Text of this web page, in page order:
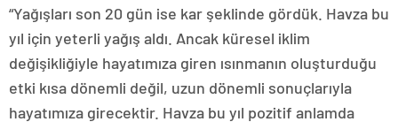
“Yağışları son 20 gün ise kar şeklinde gördük. Havza bu
yıl için yeterli yağış aldı. Ancak küresel iklim
değişikliğiyle hayatımıza giren ısınmanın oluşturduğu
etki kısa dönemli değil, uzun dönemli sonuçlarıyla
hayatımıza girecektir. Havza bu yıl pozitif anlamda